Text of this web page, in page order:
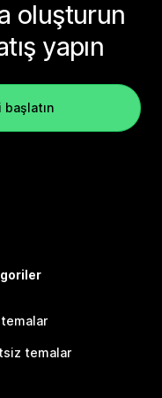
oluşturun
yapın
temalar